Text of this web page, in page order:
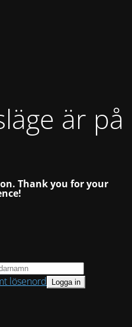
är på
Thank you for your
lösenord